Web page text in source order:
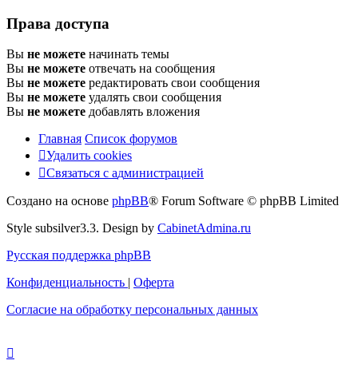
Права доступа
Вы не можете начинать темы
Вы не можете отвечать на сообщения
Вы не можете редактировать свои сообщения
Вы не можете удалять свои сообщения
Вы не можете добавлять вложения
Главная Список форумов
Удалить cookies
Связаться
администрацией
Связаться с администрацией
Создано на основе phpBB® Forum Software © phpBB Limited
Style subsilver3.3. Design by CabinetAdmina.ru
Русская поддержка phpBB
Конфиденциальность | Оферта
Согласие на обработку персональных данных